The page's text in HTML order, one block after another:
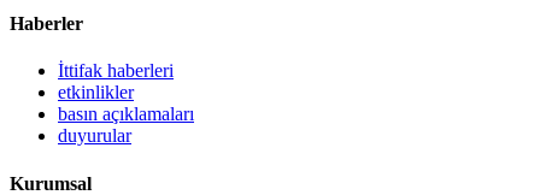
Haberler
İttifak haberleri
etkinlikler
basın açıklamaları
duyurular
Kurumsal